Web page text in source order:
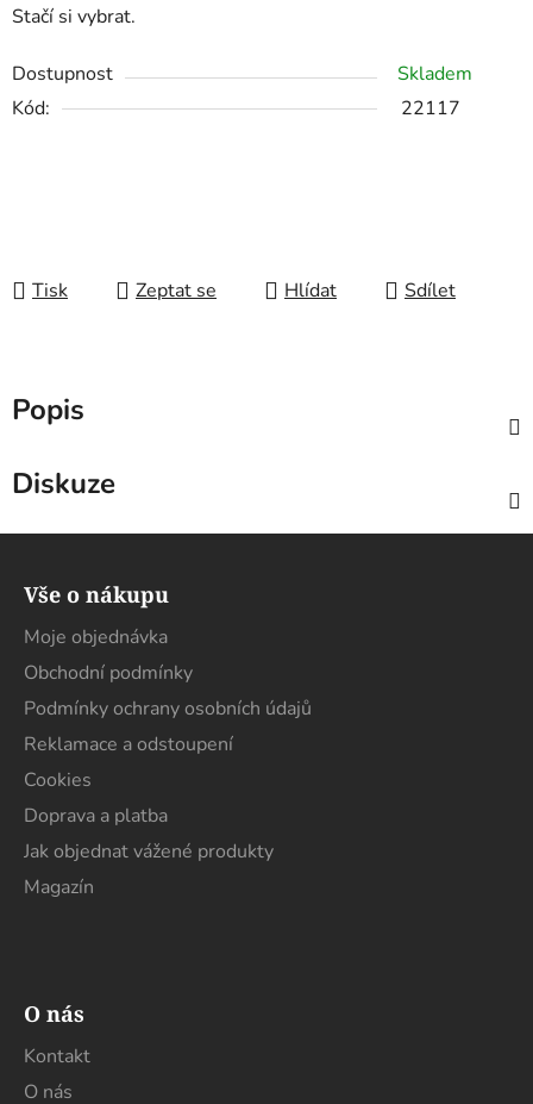
Stačí si vybrat.
Dostupnost
Skladem
Kód:
22117
Tisk Zeptat se Hlídat Sdílet
Popis
Diskuze
Vše o nákupu
Moje objednávka
Obchodní podmínky
Podmínky ochrany osobních údajů
Reklamace a odstoupení
Cookies
Doprava a platba
Jak objednat vážené produkty
Magazín
O nás
Kontakt
O nás